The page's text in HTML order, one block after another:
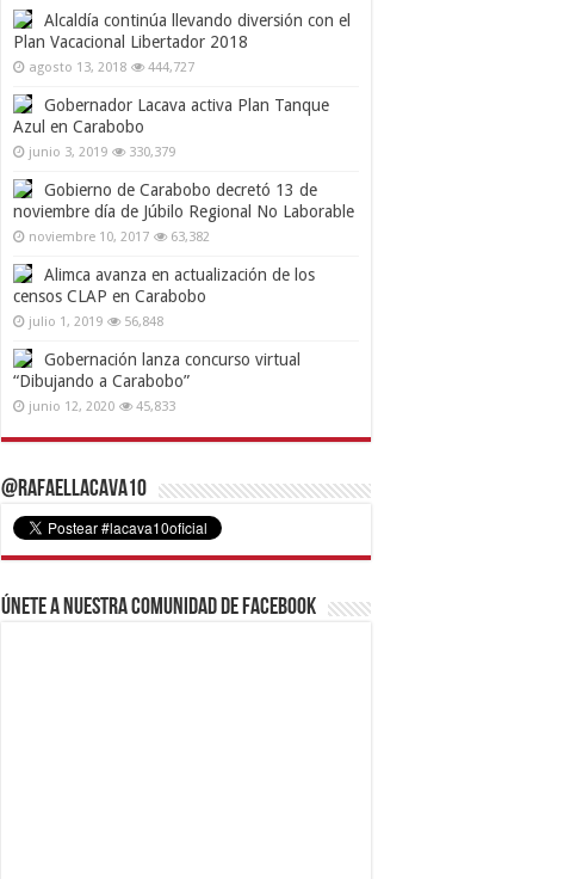
Alcaldía continúa llevando diversión con el
Plan Vacacional Libertador 2018
agosto 13, 2018 444,727
Gobernador Lacava activa Plan Tanque
Azul en Carabobo
junio 3, 2019 330,379
Gobierno de Carabobo decretó 13 de
noviembre día de Júbilo Regional No Laborable
noviembre 10, 2017 63,382
Alimca avanza en actualización de los
censos CLAP en Carabobo
julio 1, 2019 56,848
Gobernación lanza concurso virtual
“Dibujando a Carabobo”
junio 12, 2020 45,833
@RafaelLacava10
Únete a nuestra comunidad de Facebook